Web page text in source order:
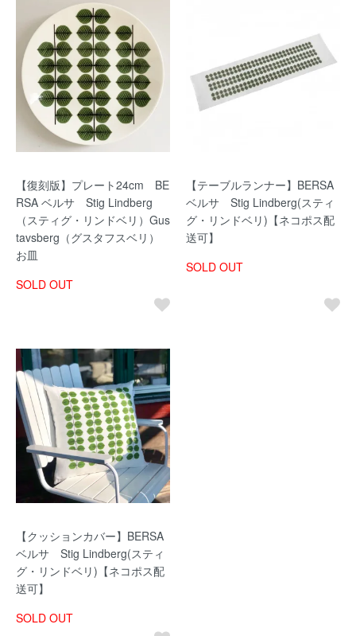
【復刻版】プレート24cm BE
RSA ベルサ Stig Lindberg
（スティグ・リンドベリ）Gus
tavsberg（グスタフスベリ）
お皿
SOLD OUT
【テーブルランナー】BERSA
ベルサ Stig Lindberg(スティ
グ・リンドベリ)【ネコポス配
送可】
SOLD OUT
【クッションカバー】BERSA
ベルサ Stig Lindberg(スティ
グ・リンドベリ)【ネコポス配
送可】
SOLD OUT